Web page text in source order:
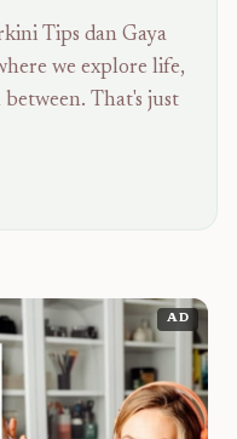
Tips dan Gaya
we explore life,
That's just
AD